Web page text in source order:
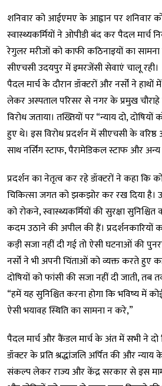
शनिवार को आईएमए के आह्वान पर शनिवार
स्वास्थ्यकर्मियों ने ओपीडी बंद कर पैदल मार्च
रेगुलर मरीजों को काफी कठिनाइयों का
सीएचसी उदयपुर में इमरजेंसी सेवाएं चालू रही।
पैदल मार्च के दौरान डॉक्टरों और नर्सों ने हाथों
लेकर अस्पताल परिसर से नगर के प्रमुख
विरोध जताया। तख्तियों पर “न्याय दो,
हुए थे। इस विरोध प्रदर्शन में सीएचसी के
साथ नर्सिंग स्टाफ, पैरामेडिकल स्टाफ और अन्य
प्रदर्शन का नेतृत्व कर रहे डॉक्टरों ने कहा कि
चिकित्सा जगत को झकझोर कर रख दिया है।
को रोकने, स्वास्थ्यकर्मियों की सुरक्षा
कदम उठाने की अपील की हैं। प्रदर्शनकारियों
कड़ी सजा नहीं दी गई तो ऐसी घटनाओं की
नर्सों ने भी अपनी चिंताओं को व्यक्त करते
दोषियों को फांसी की सजा नहीं दी जाती, तब
“हमें यह सुनिश्चित करना होगा कि भविष्य में
ऐसी भयावह स्थिति का सामना न करे,”
पैदल मार्च और कैंडल मार्च के अंत में सभी ने
डॉक्टर के प्रति श्रद्धांजलि अर्पित की और
संकल्प लेकर राज्य और केंद्र सरकार से इस